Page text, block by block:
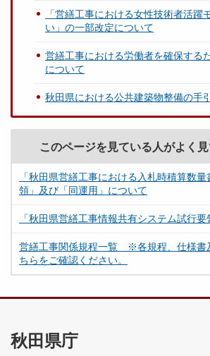
「営繕工事における女性技術者活躍
い」の一部改定について
営繕工事における労働者を確保する
について
秋田県における公共建築物整備の手
このページを見ている人がよく
「秋田県営繕工事における入札時積算数
領」及び「同運用」について
「秋田県営繕工事情報共有システム試行
営繕工事関係規程一覧 ※各規程、仕様書
ちらをご確認ください。
秋田県庁